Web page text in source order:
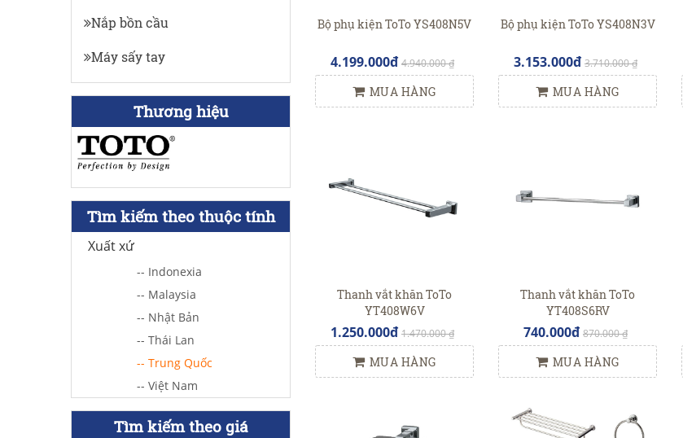
Nắp bồn cầu
Máy sấy tay
Thương hiệu
Tìm kiếm theo thuộc tính
Xuất xứ
-- Indonexia
-- Malaysia
-- Nhật Bản
-- Thái Lan
-- Trung Quốc
-- Việt Nam
Tìm kiếm theo giá
Bộ phụ kiện ToTo YS408N5V
4.199.000đ 4.940.000 ₫
MUA HÀNG
Bộ phụ kiện ToTo YS408N3V
3.153.000đ 3.710.000 ₫
MUA HÀNG
Thanh vắt khăn ToTo
YT408W6V
1.250.000đ 1.470.000 ₫
MUA HÀNG
Thanh vắt khăn ToTo
YT408S6RV
740.000đ 870.000 ₫
MUA HÀNG